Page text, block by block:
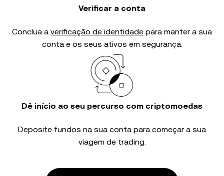
Verificar a conta
Conclua a verificação de identidade para manter a sua
conta e os seus ativos em segurança.
Dê início ao seu percurso com criptomoedas
Deposite fundos na sua conta para começar a sua
viagem de trading.